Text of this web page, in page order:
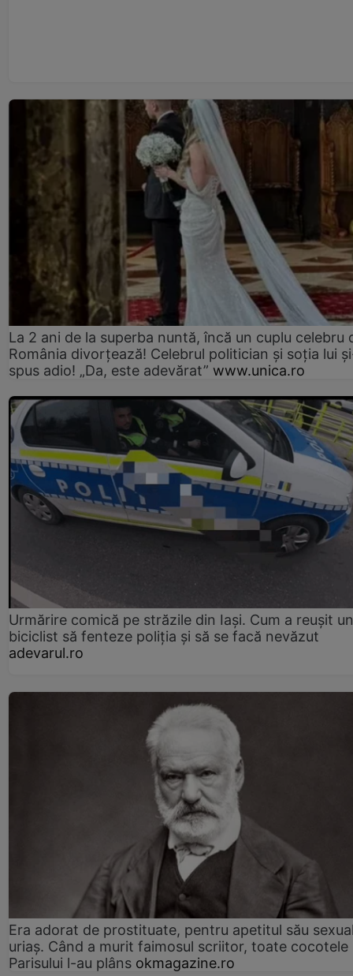
La 2 ani de la superba nuntă, încă un cuplu celebru
România divorțează! Celebrul politician și soția lui
spus adio! „Da, este adevărat” www.unica.ro
Urmărire comică pe străzile din Iași. Cum a reușit un
biciclist să fenteze poliția și să se facă nevăzut
adevarul.ro
Era adorat de prostituate, pentru apetitul său
uriaș. Când a murit faimosul scriitor, toate cocotele
Parisului l-au plâns okmagazine.ro